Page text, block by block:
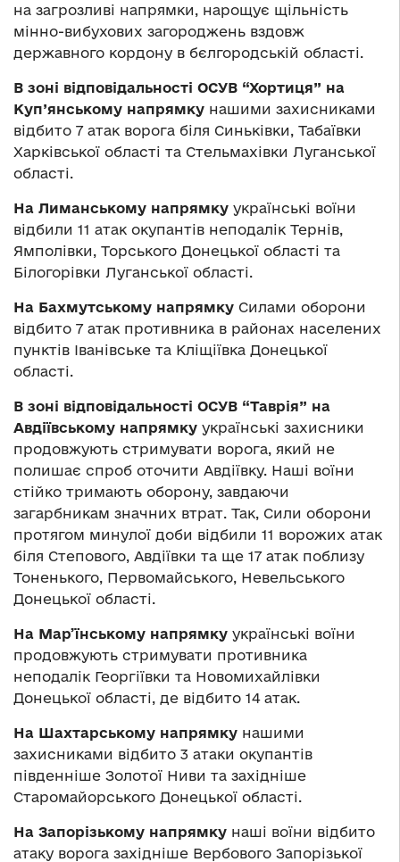
на загрозливі напрямки, нарощує щільність
мінно-вибухових загороджень вздовж
державного кордону в бєлгородській області.
В зоні відповідальності ОСУВ “Хортиця” на
Куп’янському напрямку нашими захисниками
відбито 7 атак ворога біля Синьківки, Табаївки
Харківської області та Стельмахівки Луганської
області.
На Лиманському напрямку українські воїни
відбили 11 атак окупантів неподалік Тернів,
Ямполівки, Торського Донецької області та
Білогорівки Луганської області.
На Бахмутському напрямку Силами оборони
відбито 7 атак противника в районах населених
пунктів Іванівське та Кліщіївка Донецької
області.
В зоні відповідальності ОСУВ “Таврія” на
Авдіївському напрямку українські захисники
продовжують стримувати ворога, який не
полишає спроб оточити Авдіївку. Наші воїни
стійко тримають оборону, завдаючи
загарбникам значних втрат. Так, Сили оборони
протягом минулої доби відбили 11 ворожих атак
біля Степового, Авдіївки та ще 17 атак поблизу
Тоненького, Первомайського, Невельського
Донецької області.
На Мар’їнському напрямку українські воїни
продовжують стримувати противника
неподалік Георгіївки та Новомихайлівки
Донецької області, де відбито 14 атак.
На Шахтарському напрямку нашими
захисниками відбито 3 атаки окупантів
південніше Золотої Ниви та західніше
Старомайорського Донецької області.
На Запорізькому напрямку наші воїни відбито
атаку ворога західніше Вербового Запорізької